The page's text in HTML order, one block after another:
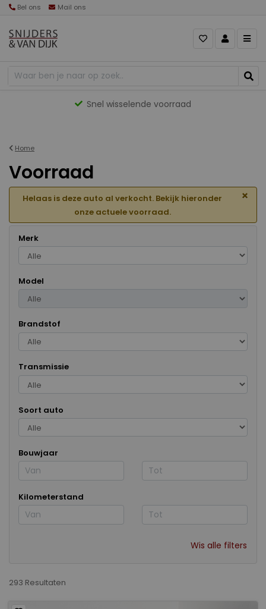
Bel ons Mail ons
Gevarieerd aanbod
Home
Voorraad
Helaas is deze auto al verkocht. Bekijk hieronder
onze actuele voorraad.
×
Merk
Model
Brandstof
Transmissie
Soort auto
Bouwjaar
Kilometerstand
Wis alle filters
293 Resultaten